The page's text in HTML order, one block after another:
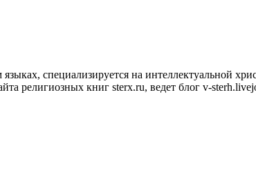
специализируется на интеллектуальной
религиозных книг sterx.ru, ведет блог v-